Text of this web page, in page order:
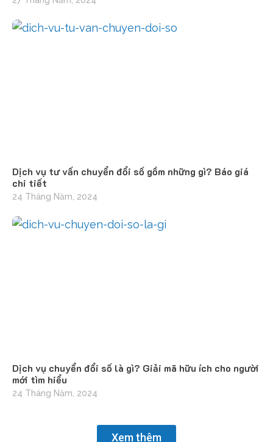
Dịch vụ tư vấn chuyển đổi số gồm những gì? Báo giá
chi tiết
24 Tháng Năm, 2024
Dịch vụ chuyển đổi số là gì? Giải mã hữu ích cho người
mới tìm hiểu
24 Tháng Năm, 2024
Xem thêm